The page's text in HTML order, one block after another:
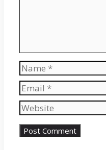
Name
Email
Website